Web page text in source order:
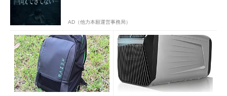
AD（他力本願運営事務局）